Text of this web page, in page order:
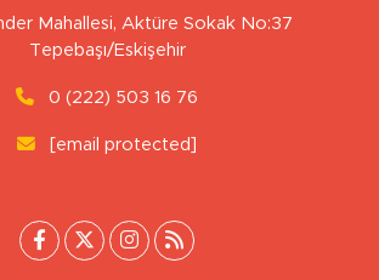
Mahallesi, Aktüre Sokak No:37
Tepebaşı/Eskişehir
0 (222) 503 16 76
[email protected]